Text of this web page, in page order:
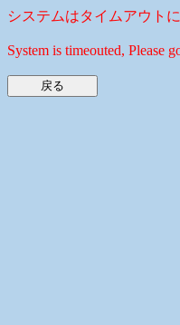
システムはタイムアウト
System is timeouted, Please